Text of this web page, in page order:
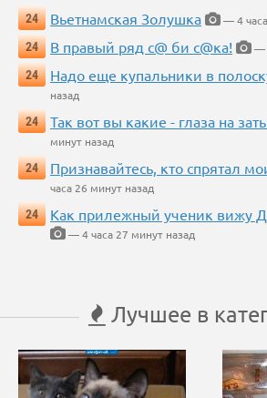
24
Вьетнамская Золушка
— 4
24
В правый ряд с@ би с@ка!
—
24
Надо еще купальники в
назад
24
Так вот вы какие - глаза на
минут назад
24
Признавайтесь, кто спрятал
часа 26 минут назад
24
Как прилежный ученик вижу
— 4 часа 27 минут назад
Лучшее в